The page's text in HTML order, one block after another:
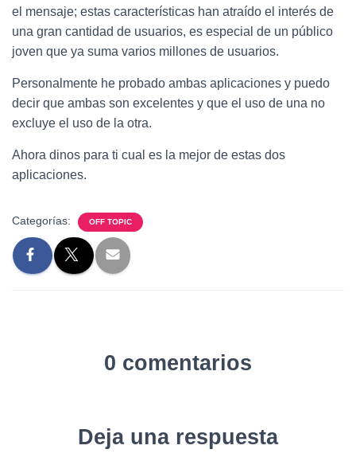
el mensaje; estas características han atraído el interés de
una gran cantidad de usuarios, es especial de un público
joven que ya suma varios millones de usuarios.
Personalmente he probado ambas aplicaciones y puedo
decir que ambas son excelentes y que el uso de una no
excluye el uso de la otra.
Ahora dinos para ti cual es la mejor de estas dos
aplicaciones.
Categorías: OFF TOPIC
0 comentarios
Deja una respuesta